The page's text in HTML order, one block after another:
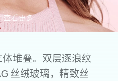
查看更多
堆叠。双层逐浪纹
丝绒玻璃，精致丝